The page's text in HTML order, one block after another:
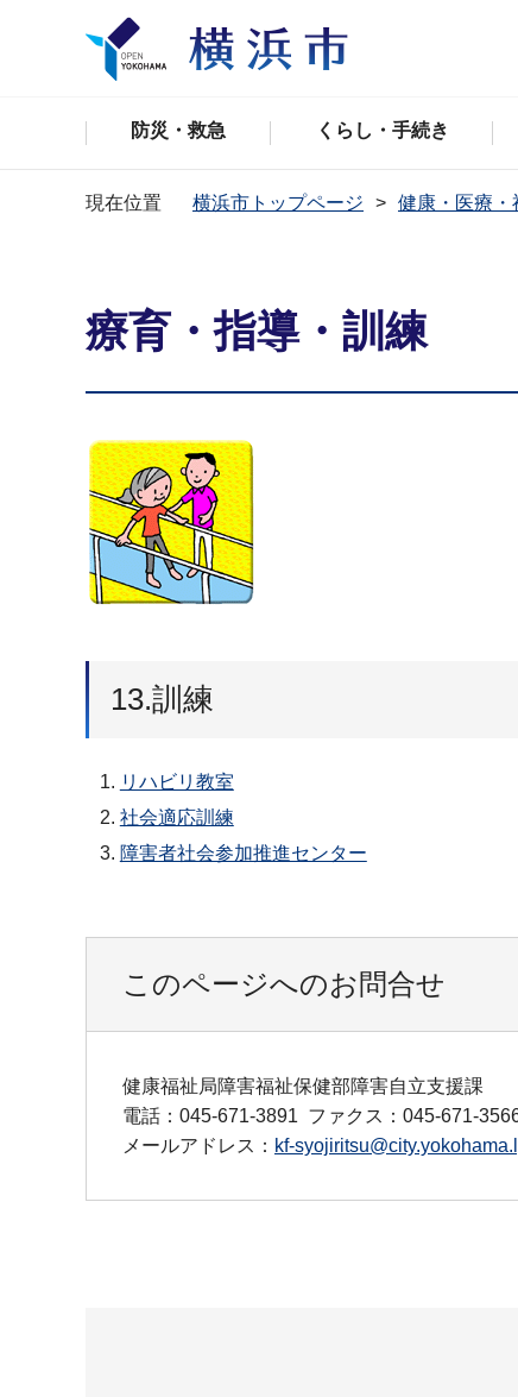
防災・救急 くらし・手続き
現在位置 横浜市トップページ 健康・医療・
療育・指導・訓練
13.訓練
リハビリ教室
社会適応訓練
障害者社会参加推進センター
このページへのお問合せ
健康福祉局障害福祉保健部障害自立支援課
電話：045-671-3891 ファクス：045-671-
メールアドレス： kf-